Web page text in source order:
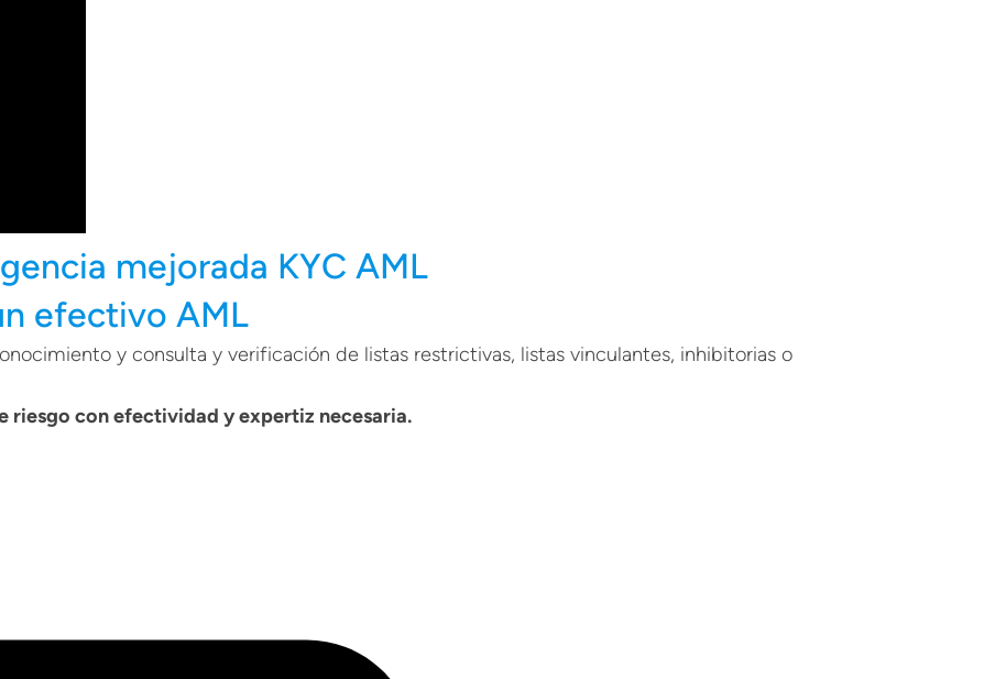
mejorada KYC AML
efectivo AML
y consulta y verificación de listas restrictivas, listas vinculantes, inhibitorias o
riesgo con efectividad y expertiz necesaria.